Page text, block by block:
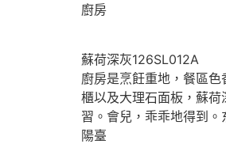
廚房
蘇荷深灰126SL012A
廚房是烹飪重地，餐區
櫃以及大理石面板，蘇
習。會兒，乖乖地得到
陽臺